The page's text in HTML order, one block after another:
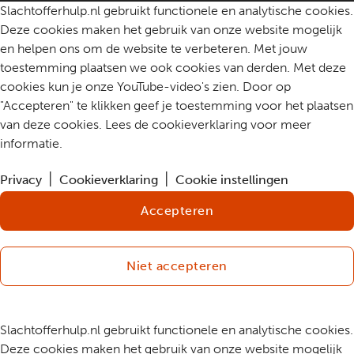
Slachtofferhulp.nl gebruikt functionele en analytische cookies.
Deze cookies maken het gebruik van onze website mogelijk
en helpen ons om de website te verbeteren. Met jouw
toestemming plaatsen we ook cookies van derden. Met deze
cookies kun je onze YouTube-video's zien. Door op
"Accepteren" te klikken geef je toestemming voor het plaatsen
van deze cookies. Lees de cookieverklaring voor meer
informatie.
Privacy Cookieverklaring Cookie instellingen
Accepteren
Niet accepteren
Slachtofferhulp.nl gebruikt functionele en analytische cookies.
Deze cookies maken het gebruik van onze website mogelijk